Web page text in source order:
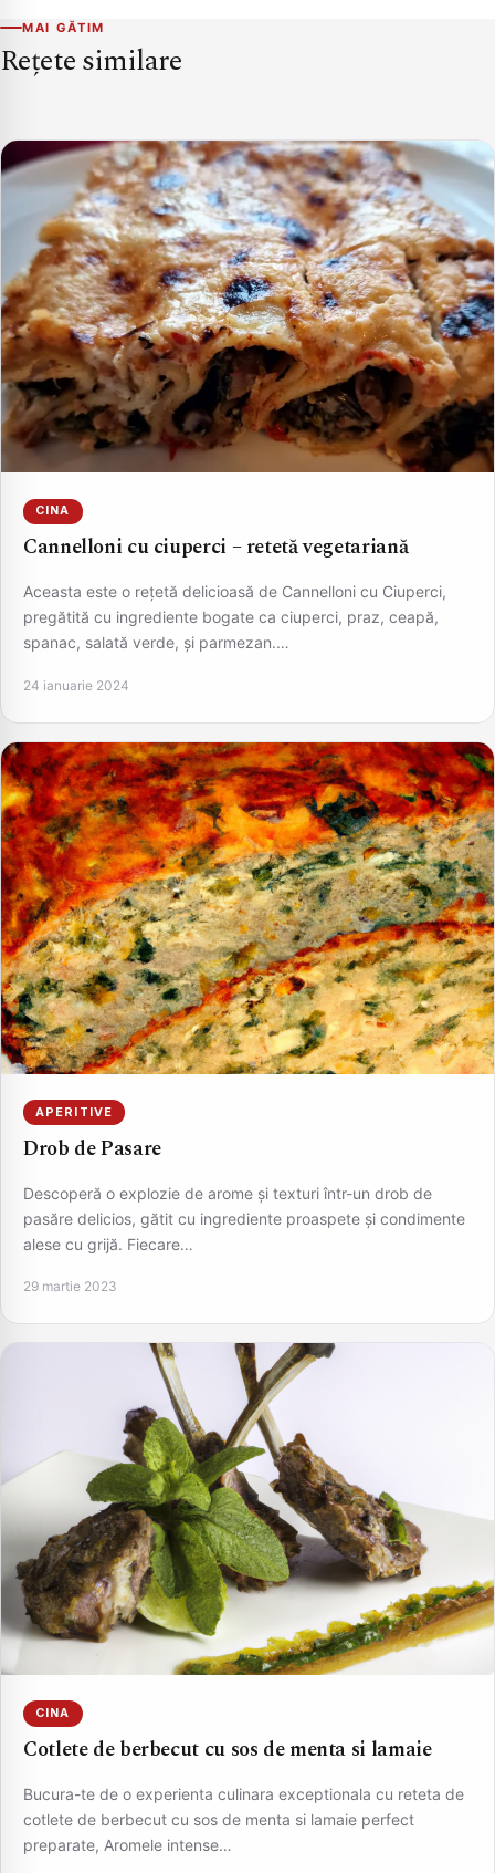
MAI GĂTIM
Rețete similare
CINA
Cannelloni cu ciuperci – retetă vegetariană
Aceasta este o rețetă delicioasă de Cannelloni cu Ciuperci,
pregătită cu ingrediente bogate ca ciuperci, praz, ceapă,
spanac, salată verde, și parmezan.…
24 ianuarie 2024
APERITIVE
Drob de Pasare
Descoperă o explozie de arome și texturi într-un drob de
pasăre delicios, gătit cu ingrediente proaspete și condimente
alese cu grijă. Fiecare…
29 martie 2023
CINA
Cotlete de berbecut cu sos de menta si lamaie
Bucura-te de o experienta culinara exceptionala cu reteta de
cotlete de berbecut cu sos de menta si lamaie perfect
preparate, Aromele intense…